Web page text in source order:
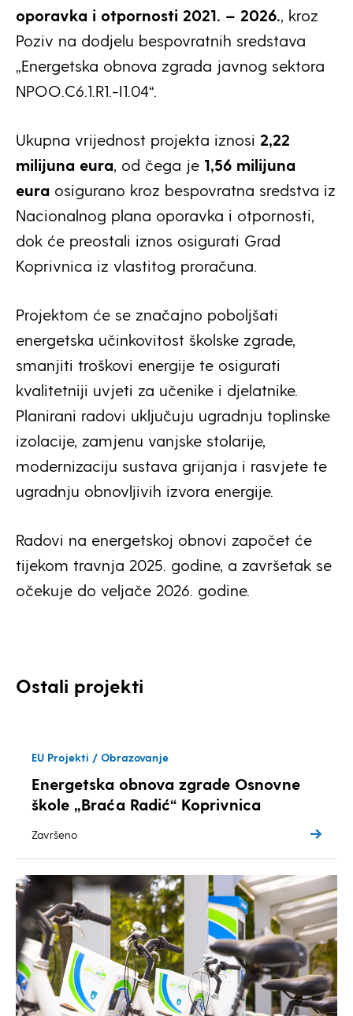
oporavka i otpornosti 2021. – 2026., kroz
Poziv na dodjelu bespovratnih sredstava
„Energetska obnova zgrada javnog sektora
NPOO.C6.1.R1.-I1.04“.
Ukupna vrijednost projekta iznosi 2,22
milijuna eura, od čega je 1,56 milijuna
eura osigurano kroz bespovratna sredstva iz
Nacionalnog plana oporavka i otpornosti,
dok će preostali iznos osigurati Grad
Koprivnica iz vlastitog proračuna.
Projektom će se značajno poboljšati
energetska učinkovitost školske zgrade,
smanjiti troškovi energije te osigurati
kvalitetniji uvjeti za učenike i djelatnike.
Planirani radovi uključuju ugradnju toplinske
izolacije, zamjenu vanjske stolarije,
modernizaciju sustava grijanja i rasvjete te
ugradnju obnovljivih izvora energije.
Radovi na energetskoj obnovi započet će
tijekom travnja 2025. godine, a završetak se
očekuje do veljače 2026. godine.
Ostali projekti
EU Projekti / Obrazovanje
Energetska obnova zgrade Osnovne
škole „Braća Radić“ Koprivnica
Završeno